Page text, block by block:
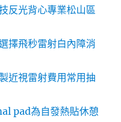
反光背心專業松山區
擇飛秒雷射白內障消
近視雷射費用常用抽
pad為自發熱貼休憩